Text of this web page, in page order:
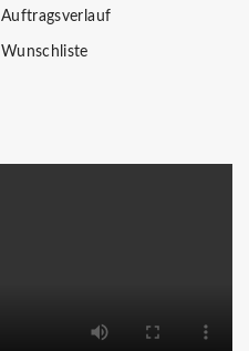
Auftragsverlauf
Wunschliste